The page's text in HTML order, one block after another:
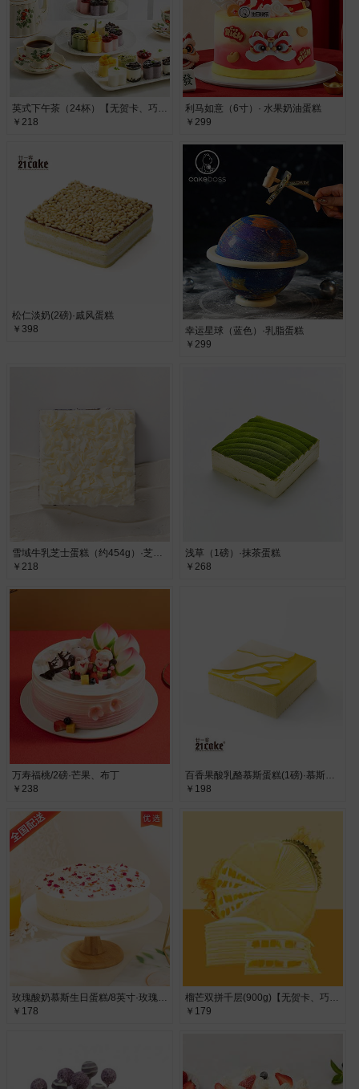
￥218
利马如意（6寸）· 水果奶油蛋糕
￥299
松仁淡奶(2磅)·戚风蛋糕
￥398
幸运星球（蓝色）·乳脂蛋糕
￥299
￥218
浅草（1磅）·抹茶蛋糕
￥268
万寿福桃/2磅·芒果、布丁
￥238
百香果酸乳酪慕斯蛋糕(1磅)·慕斯蛋糕
￥198
玫瑰酸奶慕斯生日蛋糕/8英寸·玫瑰酸奶慕斯生日蛋糕
￥178
榴芒双拼千层(900g)【无贺卡、巧克力牌、蜡烛、生日帽】·
￥179